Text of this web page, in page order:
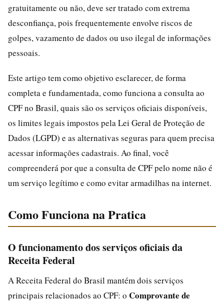
gratuitamente ou não, deve ser tratado com extrema
desconfiança, pois frequentemente envolve riscos de
golpes, vazamento de dados ou uso ilegal de informações
pessoais.
Este artigo tem como objetivo esclarecer, de forma
completa e fundamentada, como funciona a consulta ao
CPF no Brasil, quais são os serviços oficiais disponíveis,
os limites legais impostos pela Lei Geral de Proteção de
Dados (LGPD) e as alternativas seguras para quem precisa
acessar informações cadastrais. Ao final, você
compreenderá por que a consulta de CPF pelo nome não é
um serviço legítimo e como evitar armadilhas na internet.
Como Funciona na Pratica
O funcionamento dos serviços oficiais da
Receita Federal
A Receita Federal do Brasil mantém dois serviços
principais relacionados ao CPF: o Comprovante de